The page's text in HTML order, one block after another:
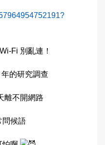
問答
Fi 別亂連！
的研究調查
離不開網路
問候語